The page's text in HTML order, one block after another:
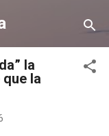
la
la